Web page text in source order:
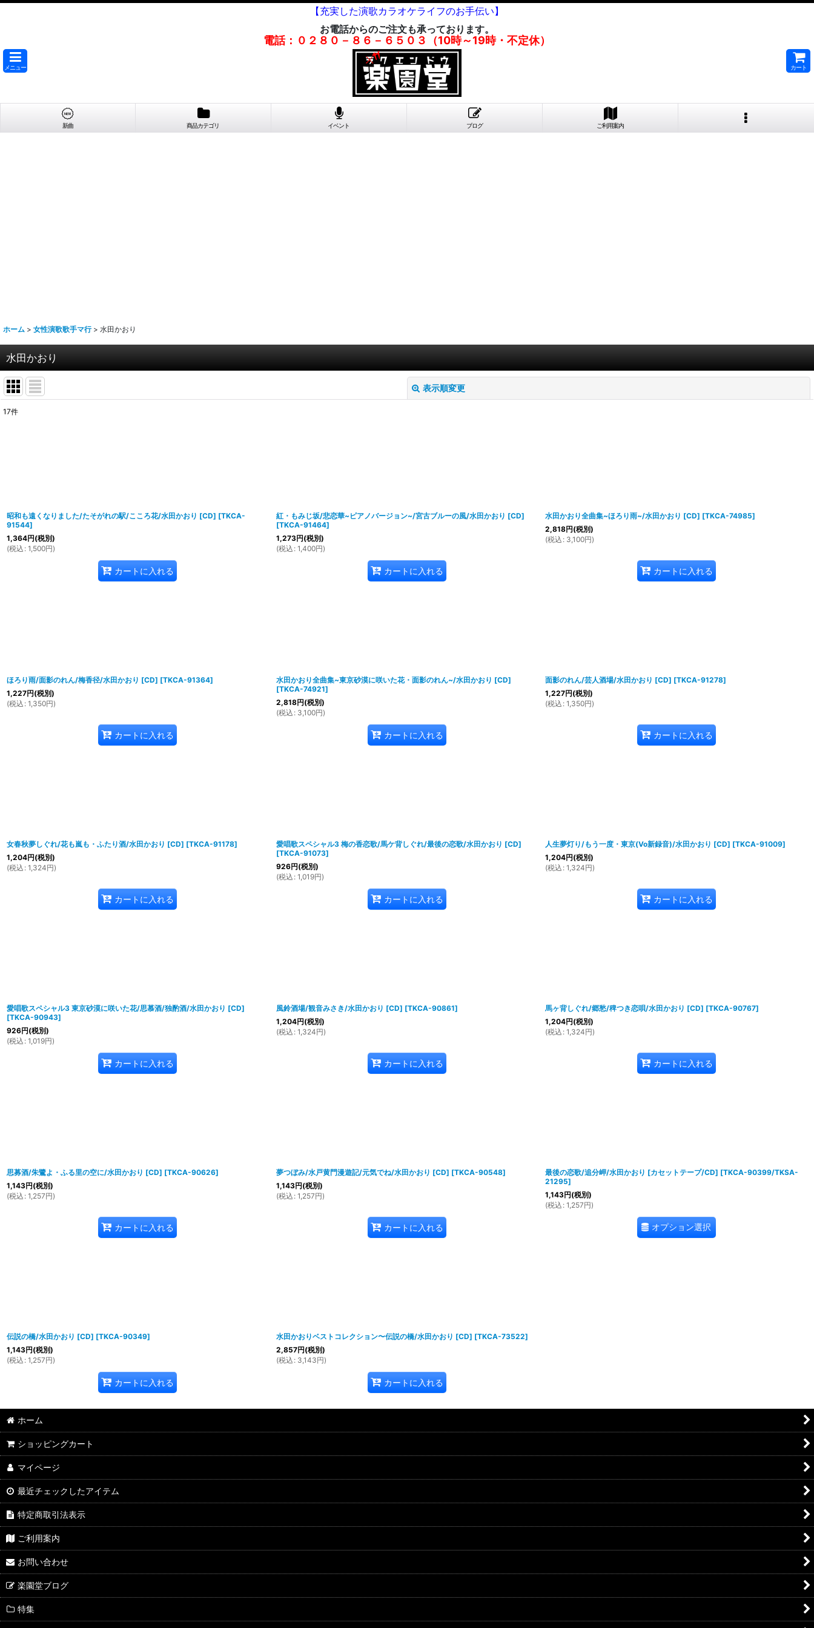
【充実した演歌カラオケライフのお手伝い】
お電話からのご注文も承っております。
電話：０２８０－８６－６５０３（10時～19時・不定休）
メニュー カート
新曲 商品カテゴリ イベント ブログ ご利用案内
ホーム > 女性演歌歌手マ行 > 水田かおり
水田かおり
表示順変更
17件
昭和も遠くなりました/たそがれの駅/こころ花/水田かおり [CD] [TKCA-
91544]
1,364円(税別)
(税込 : 1,500円)
カートに入れる
紅・もみじ坂/悲恋華~ピアノバージョン~/宮古ブルーの風/水田かおり [CD]
[TKCA-91464]
1,273円(税別)
(税込 : 1,400円)
カートに入れる
水田かおり全曲集~ほろり雨~/水田かおり [CD] [TKCA-74985]
2,818円(税別)
(税込 : 3,100円)
カートに入れる
ほろり雨/面影のれん/梅香径/水田かおり [CD] [TKCA-91364]
1,227円(税別)
(税込 : 1,350円)
カートに入れる
水田かおり全曲集~東京砂漠に咲いた花・面影のれん~/水田かおり [CD]
[TKCA-74921]
2,818円(税別)
(税込 : 3,100円)
カートに入れる
面影のれん/芸人酒場/水田かおり [CD] [TKCA-91278]
1,227円(税別)
(税込 : 1,350円)
カートに入れる
女春秋夢しぐれ/花も嵐も・ふたり酒/水田かおり [CD] [TKCA-91178]
1,204円(税別)
(税込 : 1,324円)
カートに入れる
愛唱歌スペシャル3 梅の香恋歌/馬ケ背しぐれ/最後の恋歌/水田かおり [CD]
[TKCA-91073]
926円(税別)
(税込 : 1,019円)
カートに入れる
人生夢灯り/もう一度・東京(Vo新録音)/水田かおり [CD] [TKCA-91009]
1,204円(税別)
(税込 : 1,324円)
カートに入れる
愛唱歌スペシャル3 東京砂漠に咲いた花/思慕酒/独酌酒/水田かおり [CD]
[TKCA-90943]
926円(税別)
(税込 : 1,019円)
カートに入れる
風鈴酒場/観音みさき/水田かおり [CD] [TKCA-90861]
1,204円(税別)
(税込 : 1,324円)
カートに入れる
馬ヶ背しぐれ/郷愁/稗つき恋唄/水田かおり [CD] [TKCA-90767]
1,204円(税別)
(税込 : 1,324円)
カートに入れる
思募酒/朱鷺よ・ふる里の空に/水田かおり [CD] [TKCA-90626]
1,143円(税別)
(税込 : 1,257円)
カートに入れる
夢つぼみ/水戸黄門漫遊記/元気でね/水田かおり [CD] [TKCA-90548]
1,143円(税別)
(税込 : 1,257円)
カートに入れる
最後の恋歌/追分岬/水田かおり [カセットテープ/CD] [TKCA-90399/TKSA-
21295]
1,143円(税別)
(税込 : 1,257円)
オプション選択
伝説の橋/水田かおり [CD] [TKCA-90349]
1,143円(税別)
(税込 : 1,257円)
カートに入れる
水田かおりベストコレクション〜伝説の橋/水田かおり [CD] [TKCA-73522]
2,857円(税別)
(税込 : 3,143円)
カートに入れる
ホーム
ショッピングカート
マイページ
最近チェックしたアイテム
特定商取引法表示
ご利用案内
お問い合わせ
楽園堂ブログ
特集